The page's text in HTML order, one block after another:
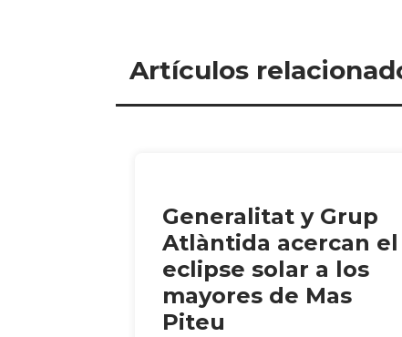
Artículos
Generalitat y Grup
Atlàntida acercan el
eclipse solar a los
mayores de Mas
Piteu